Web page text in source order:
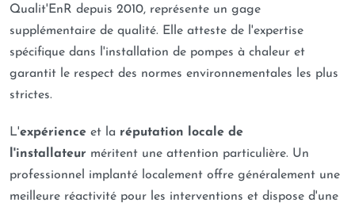
Qualit'EnR depuis 2010, représente un gage
supplémentaire de qualité. Elle atteste de l'expertise
spécifique dans l'installation de pompes à chaleur et
garantit le respect des normes environnementales les plus
strictes.
L'expérience et la réputation locale de
l'installateur méritent une attention particulière. Un
professionnel implanté localement offre généralement une
meilleure réactivité pour les interventions et dispose d'une